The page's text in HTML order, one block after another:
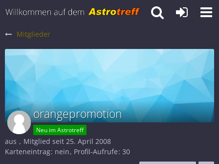
Mitglieder
orangepromotion
Neu im Astrotreff
aus
Mitglied seit 25. April 2008
Karteneintrag nein Profil-Aufrufe 30